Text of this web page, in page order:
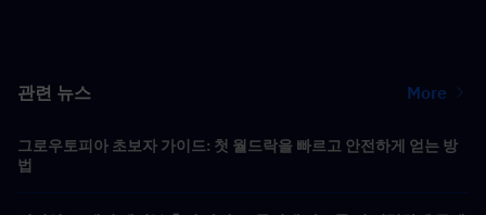
관련 뉴스 More
그로우토피아 초보자 가이드: 첫 월드락을 빠르고 안전하게 얻는 방
법